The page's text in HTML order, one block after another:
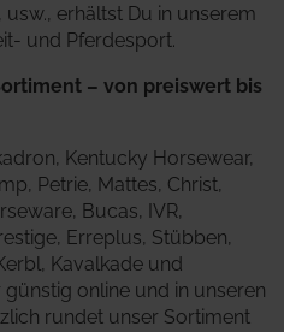
erhältst Du in unserem
und Pferdesport.
– von preiswert bis
Kentucky Horsewear,
Petrie, Mattes, Christ,
Bucas, IVR,
Erreplus, Stübben,
Kavalkade und
online und in unseren
rundet unser Sortiment